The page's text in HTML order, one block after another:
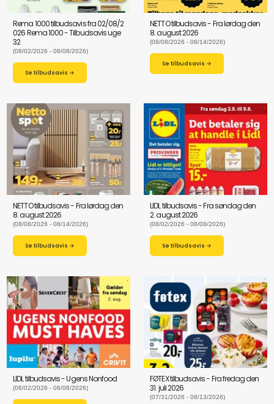
Rema 1000 tilbudsavis fra 02/08/2
026 Rema 1000 - Tilbudsavis uge
32
(08/02/2026 - 08/08/2026)
Se tilbudsavis →
NETTO tilbudsavis - Fra lørdag den
8. august 2026
(08/08/2026 - 08/14/2026)
Se tilbudsavis →
NETTO tilbudsavis - Fra lørdag den
8. august 2026
(08/08/2026 - 08/14/2026)
Se tilbudsavis →
LIDL tilbudsavis - Fra søndag den
2. august 2026
(08/02/2026 - 08/08/2026)
Se tilbudsavis →
LIDL tilbudsavis - Ugens Nonfood
(08/02/2026 - 08/08/2026)
FØTEX tilbudsavis - Fra fredag den
31. juli 2026
(07/31/2026 - 08/13/2026)